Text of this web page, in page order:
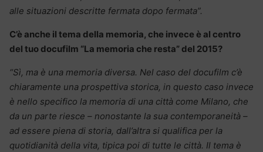
alle situazioni descritte fermata dopo fermata”.
C’è anche il tema della memoria, che invece è al centro
del tuo docufilm “La memoria che resta” del 2015?
“Sì, ma è una memoria diversa. Nel caso del docufilm c’è
chiaramente una prospettiva storica, in questo caso invece
è nello specifico la memoria di una città come Milano, che
da un parte riesce – nonostante la sua contemporaneità –
ad essere piena di storia, dall’altra si qualifica per la
quotidianità della vita, tipica poi di tutte le città. Il tema è